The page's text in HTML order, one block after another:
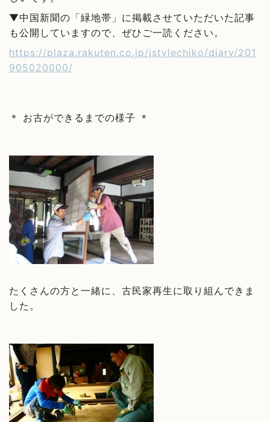
▼中国新聞の「緑地帯」に掲載させていただいた記事
も公開していますので、ぜひご一読ください。
https://plaza.rakuten.co.jp/jstylechiko/diary/201
905020000/
＊ お古ができるまでの様子 ＊
たくさんの方と一緒に、古民家再生に取り組んできま
した。